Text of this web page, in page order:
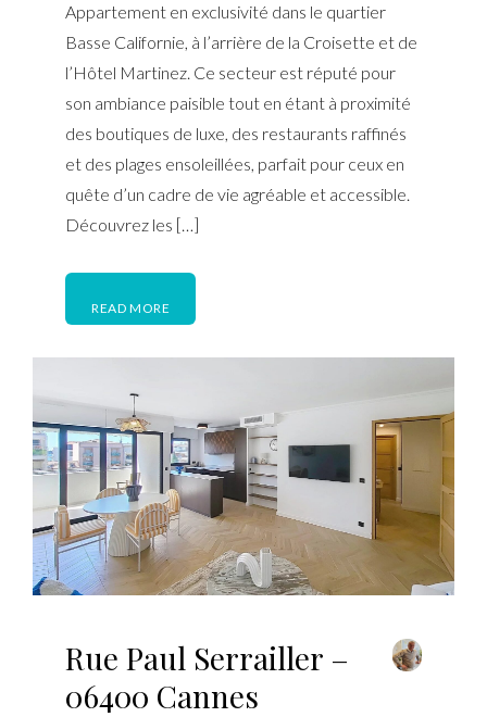
Appartement en exclusivité dans le quartier
Basse Californie, à l’arrière de la Croisette et de
l’Hôtel Martinez. Ce secteur est réputé pour
son ambiance paisible tout en étant à proximité
des boutiques de luxe, des restaurants raffinés
et des plages ensoleillées, parfait pour ceux en
quête d’un cadre de vie agréable et accessible.
Découvrez les […]
READ MORE
Rue Paul Serrailler –
06400 Cannes